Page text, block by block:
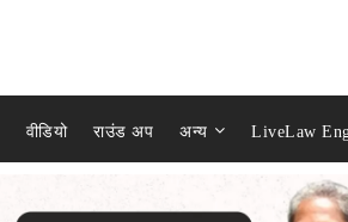
वीडियो राउंड अप अन्य LiveLaw